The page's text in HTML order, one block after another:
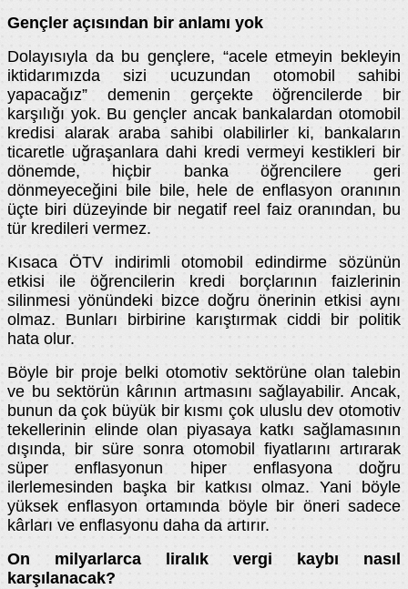
Gençler açısından bir anlamı yok
Dolayısıyla da bu gençlere, “acele etmeyin bekleyin
iktidarımızda sizi ucuzundan otomobil sahibi
yapacağız” demenin gerçekte öğrencilerde bir
karşılığı yok. Bu gençler ancak bankalardan otomobil
kredisi alarak araba sahibi olabilirler ki, bankaların
ticaretle uğraşanlara dahi kredi vermeyi kestikleri bir
dönemde, hiçbir banka öğrencilere geri
dönmeyeceğini bile bile, hele de enflasyon oranının
üçte biri düzeyinde bir negatif reel faiz oranından, bu
tür kredileri vermez.
Kısaca ÖTV indirimli otomobil edindirme sözünün
etkisi ile öğrencilerin kredi borçlarının faizlerinin
silinmesi yönündeki bizce doğru önerinin etkisi aynı
olmaz. Bunları birbirine karıştırmak ciddi bir politik
hata olur.
Böyle bir proje belki otomotiv sektörüne olan talebin
ve bu sektörün kârının artmasını sağlayabilir. Ancak,
bunun da çok büyük bir kısmı çok uluslu dev otomotiv
tekellerinin elinde olan piyasaya katkı sağlamasının
dışında, bir süre sonra otomobil fiyatlarını artırarak
süper enflasyonun hiper enflasyona doğru
ilerlemesinden başka bir katkısı olmaz. Yani böyle
yüksek enflasyon ortamında böyle bir öneri sadece
kârları ve enflasyonu daha da artırır.
On milyarlarca liralık vergi kaybı nasıl
karşılanacak?